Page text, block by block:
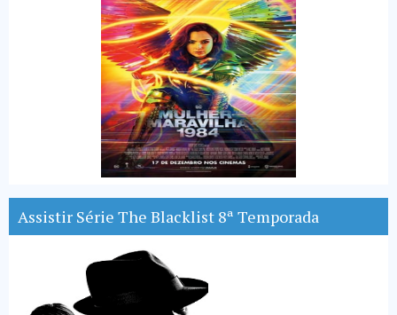
Assistir Série The Blacklist 8ª Temporada